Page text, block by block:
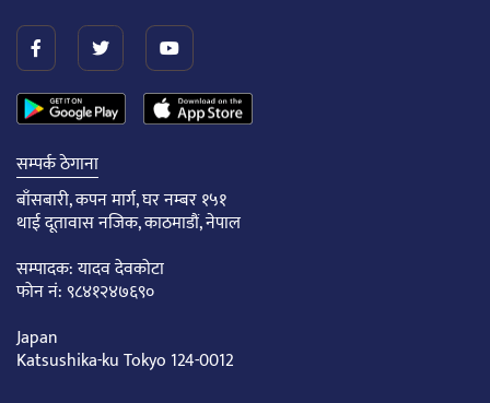
सम्पर्क ठेगाना
बाँसबारी, कपन मार्ग, घर नम्बर १५१
थाई दूतावास नजिक, काठमाडौं, नेपाल
सम्पादक: यादव देवकोटा
फोन नं: ९८४१२४७६९०
Japan
Katsushika-ku Tokyo 124-0012